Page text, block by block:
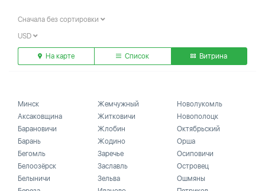
Сначала без сортировки
USD
На карте Список Витрина
Минск
Аксаковщина
Барановичи
Барань
Бегомль
Белоозёрск
Белыничи
Жемчужный
Житковичи
Жлобин
Жодино
Заречье
Заславль
Зельва
Новолукомль
Новополоцк
Октябрьский
Орша
Осиповичи
Островец
Ошмяны